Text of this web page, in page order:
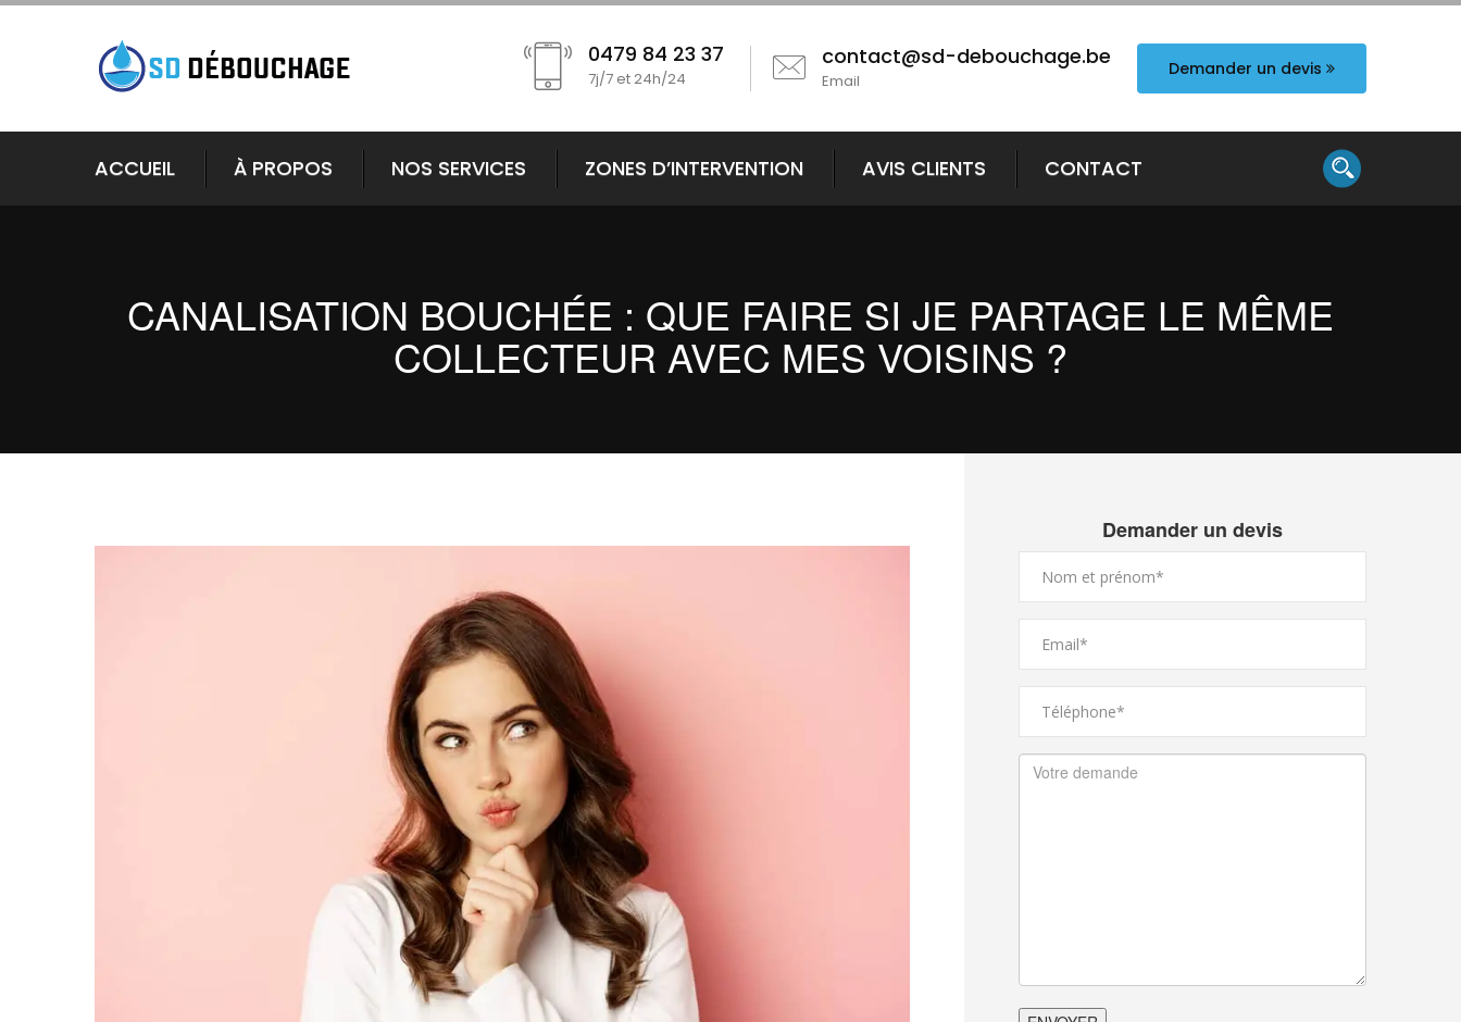
0479 84 23 37
7j/7 et 24h/24
contact@sd-debouchage.be
Email
Demander un devis
ACCUEIL À PROPOS NOS SERVICES ZONES D’INTERVENTION AVIS CLIENTS CONTACT
CANALISATION BOUCHÉE : QUE FAIRE SI JE PARTAGE LE MÊME
COLLECTEUR AVEC MES VOISINS ?
Demander un devis